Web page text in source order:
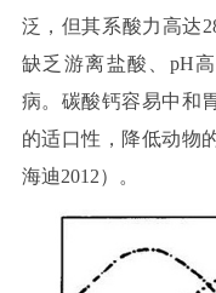
泛，但其系酸力高达
缺乏游离盐酸、pH
病。碳酸钙容易中和
的适口性，降低动物
海迪2012）。